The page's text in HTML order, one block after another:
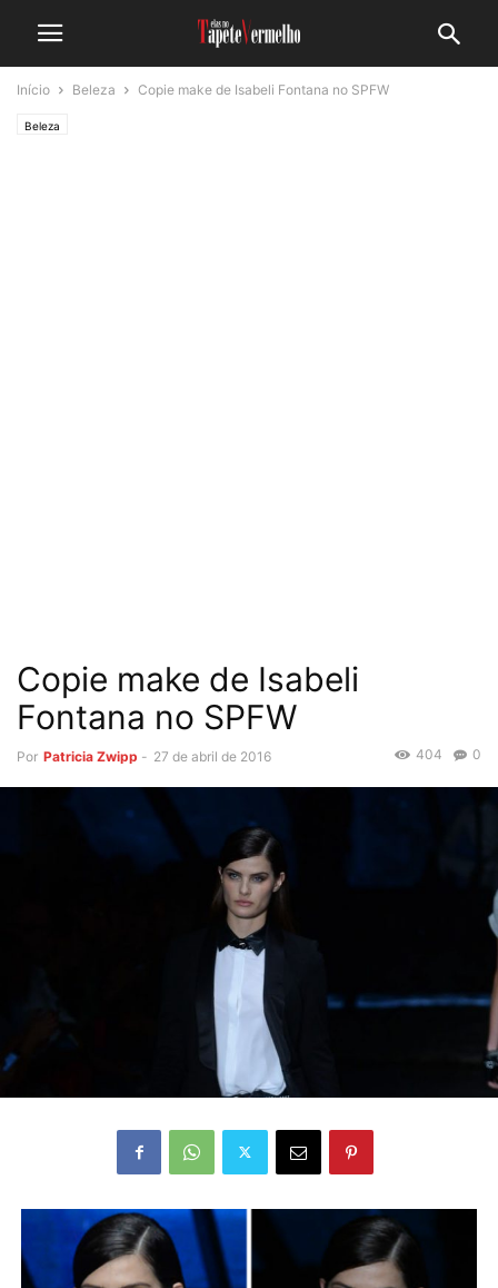
Início Beleza Copie make de Isabeli Fontana no SPFW
Beleza
Copie make de Isabeli
Fontana no SPFW
Por Patricia Zwipp - 27 de abril de 2016 0
404